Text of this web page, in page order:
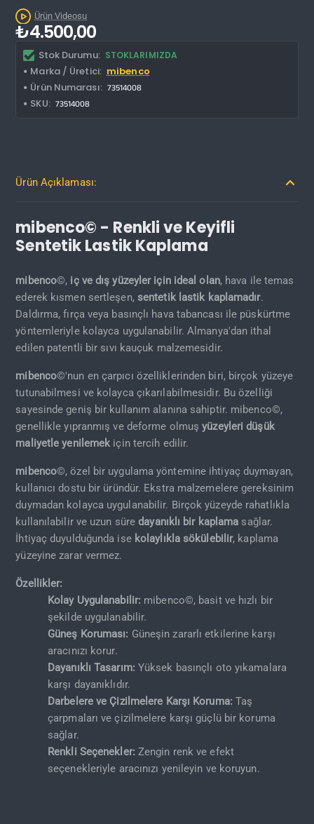
Ürün Videosu
Stok Durumu: STOKLARIMIZDA
Marka / Üretici: mibenco
Ürün Numarası: 73514008
SKU: 73514008
₺4.500,00
Ürün Açıklaması:
mibenco© - Renkli ve Keyifli
Sentetik Lastik Kaplama
mibenco©, iç ve dış yüzeyler için ideal olan, hava ile temas
ederek kısmen sertleşen, sentetik lastik kaplamadır.
Daldırma, fırça veya basınçlı hava tabancası ile püskürtme
yöntemleriyle kolayca uygulanabilir. Almanya'dan ithal
edilen patentli bir sıvı kauçuk malzemesidir.
mibenco©'nun en çarpıcı özelliklerinden biri, birçok yüzeye
tutunabilmesi ve kolayca çıkarılabilmesidir. Bu özelliği
sayesinde geniş bir kullanım alanına sahiptir. mibenco©,
genellikle yıpranmış ve deforme olmuşyüzeyleri düşük
maliyetle yenilemek için tercih edilir.
mibenco©, özel bir uygulama yöntemine ihtiyaç duymayan,
kullanıcı dostu bir üründür. Ekstra malzemelere gereksinim
duymadan kolayca uygulanabilir. Birçok yüzeyde rahatlıkla
kullanılabilir ve uzun süredayanıklı bir kaplama sağlar.
İhtiyaç duyulduğunda ise kolaylıkla sökülebilir, kaplama
yüzeyine zarar vermez.
Özellikler:
Kolay Uygulanabilir: mibenco©, basit ve hızlı bir
şekilde uygulanabilir.
Güneş Koruması: Güneşin zararlı etkilerine karşı
aracınızı korur.
Dayanıklı Tasarım: Yüksek basınçlı oto yıkamalara
karşı dayanıklıdır.
Darbelere ve Çizilmelere Karşı Koruma: Taş
çarpmaları ve çizilmelere karşı güçlü bir koruma
sağlar.
Renkli Seçenekler: Zengin renk ve efekt
seçenekleriyle aracınızı yenileyin ve koruyun.